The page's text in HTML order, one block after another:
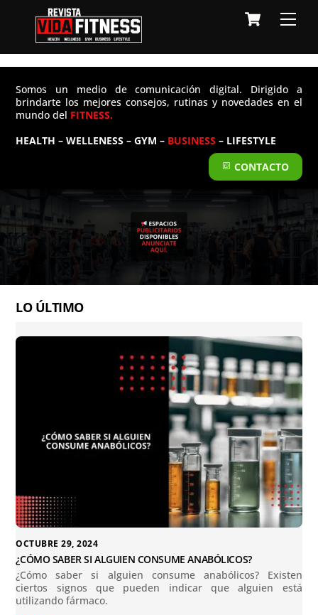
content
Cart
Somos un medio de comunicación digital. Dirigido a
brindarte los mejores consejos, rutinas y novedades en el
mundo del FITNESS.
HEALTH – WELLENESS – GYM – BUSINESS – LIFESTYLE
CONTACTO
LO ÚLTIMO
OCTUBRE 29, 2024
¿CÓMO SABER SI ALGUIEN CONSUME ANABÓLICOS?
¿Cómo saber si alguien consume anabólicos? Existen
ciertos signos que pueden indicar que alguien está
utilizando fármaco.